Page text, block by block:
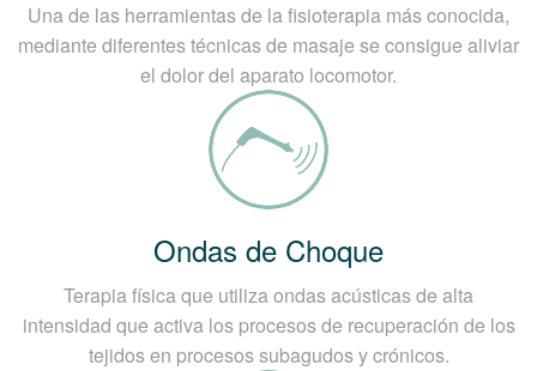
Una de las herramientas de la fisioterapia más conocida,
mediante diferentes técnicas de masaje se consigue aliviar
el dolor del aparato locomotor.
Ondas de Choque
Terapia física que utiliza ondas acústicas de alta
intensidad que activa los procesos de recuperación de los
tejidos en procesos subagudos y crónicos.